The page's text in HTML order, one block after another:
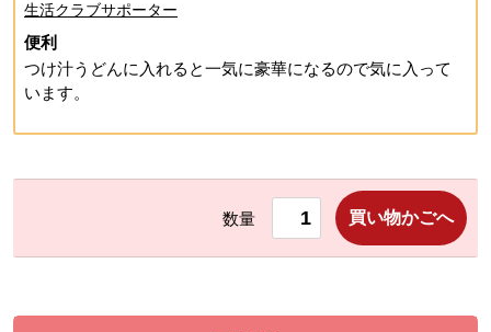
生活クラブサポーター
便利
つけ汁うどんに入れると一気に豪華になるので気に入って
います。
数量 買い物かごへ